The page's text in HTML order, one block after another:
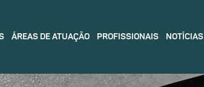
ÁREAS DE ATUAÇÃO PROFISSIONAIS NOTÍCIAS